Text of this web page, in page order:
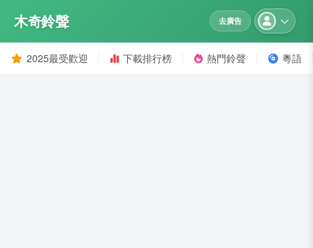
木奇鈴聲 去廣告
2025最受歡迎 下載排行榜 熱門鈴聲 粵語